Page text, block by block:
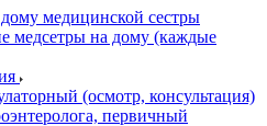
медицинской сестры
медсетры на дому (каждые
(осмотр, консультация)
первичный